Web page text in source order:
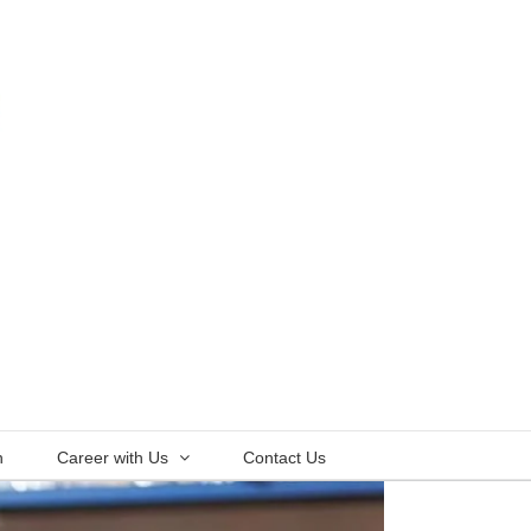
Career with Us Contact Us